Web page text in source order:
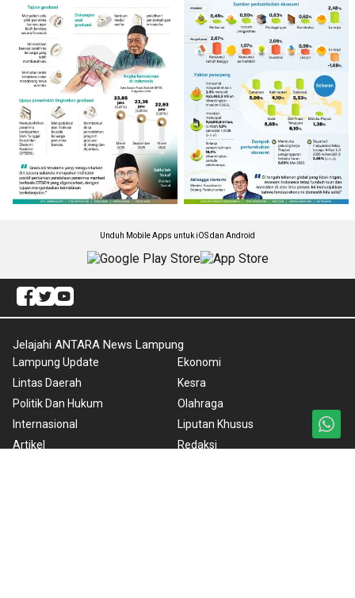
Unduh Mobile Apps untuk iOS dan Android
Jelajahi ANTARA News Lampung
Lampung Update
Lintas Daerah
Politik Dan Hukum
Internasional
Artikel
Ekonomi
Kesra
Olahraga
Liputan Khusus
Redaksi